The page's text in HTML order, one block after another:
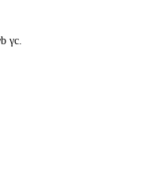
γc.